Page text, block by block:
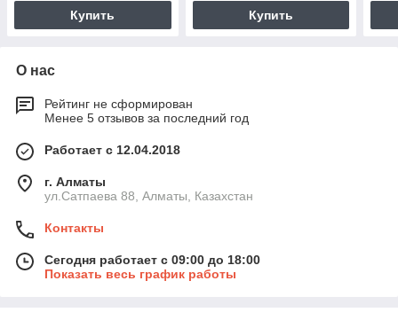
Купить Купить
О нас
Рейтинг не сформирован
Менее 5 отзывов за последний год
Работает с 12.04.2018
г. Алматы
ул.Сатпаева 88, Алматы, Казахстан
Контакты
Сегодня работает с 09:00 до 18:00
Показать весь график работы